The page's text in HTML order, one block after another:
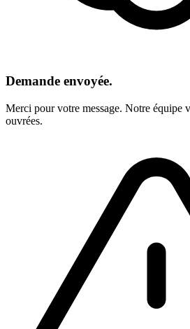
Demande envoyée.
Merci pour votre message. Notre équipe
ouvrées.